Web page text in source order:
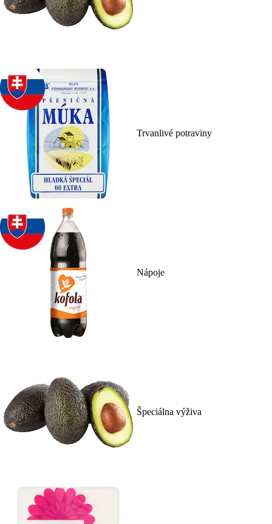
Trvanlivé potraviny
Nápoje
Špeciálna výživa